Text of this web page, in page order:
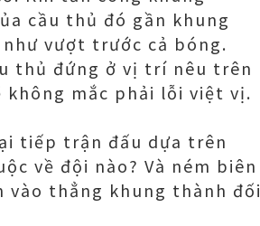
cầu thủ đó gần khung
vượt trước cả bóng.
thủ đứng ở vị trí nêu trên
mắc phải lỗi việt vị.
tiếp trận đấu dựa trên
về đội nào? Và ném biên
vào thẳng khung thành đối